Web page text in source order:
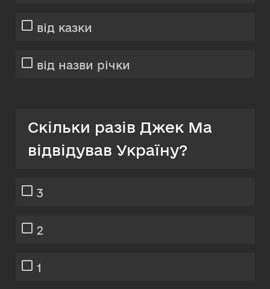
від казки
від назви річки
Скільки разів Джек Ма
відвідував Україну?
3
2
1